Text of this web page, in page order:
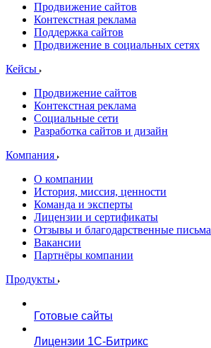
Продвижение сайтов
Контекстная реклама
Поддержка сайтов
Продвижение в социальных сетях
Кейсы
Продвижение сайтов
Контекстная реклама
Социальные сети
Разработка сайтов и дизайн
Компания
О компании
История, миссия, ценности
Команда и эксперты
Лицензии и сертификаты
Отзывы и благодарственные письма
Вакансии
Партнёры компании
Продукты
Готовые сайты
Лицензии 1С-Битрикс